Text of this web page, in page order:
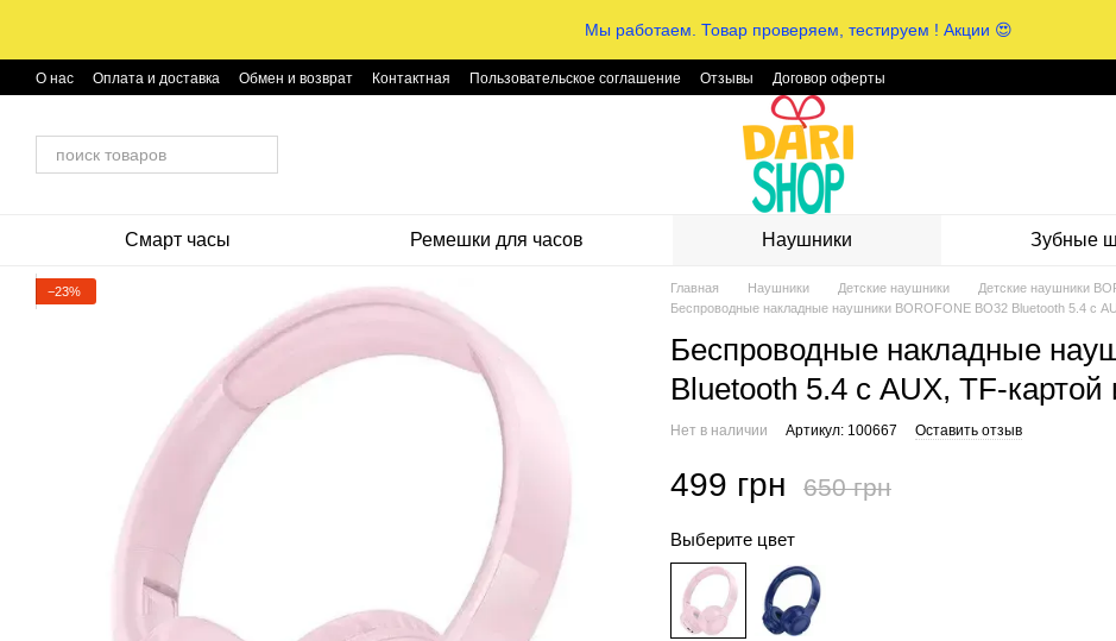
Мы работаем. Товар проверяем, тестируем ! Акции 😍
О нас Оплата и доставка Обмен и возврат Контактная Пользовательское соглашение Отзывы Договор оферты
Смарт часы Ремешки для часов Наушники Зубные
−23% Главная Наушники Детские наушники
Детские наушники
Беспроводные накладные наушники BOROFONE BO32 Bluetooth 5.4 с
Беспроводные накладные
Bluetooth 5.4 с AUX, TF-
Нет в наличии Артикул: 100667 Оставить отзыв
499 грн 650 грн
Выберите цвет